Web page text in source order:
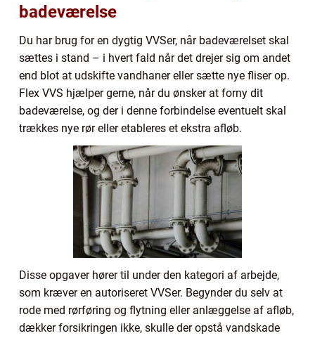
badeværelse
Du har brug for en dygtig VVSer, når badeværelset skal
sættes i stand – i hvert fald når det drejer sig om andet
end blot at udskifte vandhaner eller sætte nye fliser op.
Flex VVS hjælper gerne, når du ønsker at forny dit
badeværelse, og der i denne forbindelse eventuelt skal
trækkes nye rør eller etableres et ekstra afløb.
Disse opgaver hører til under den kategori af arbejde,
som kræver en autoriseret VVSer. Begynder du selv at
rode med rørføring og flytning eller anlæggelse af afløb,
dækker forsikringen ikke, skulle der opstå vandskade